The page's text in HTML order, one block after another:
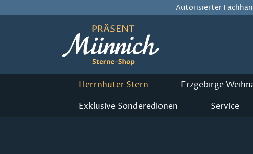
Autorisierter
Herrnhuter Stern Erzgebirge
Exklusive Sonderedionen Service